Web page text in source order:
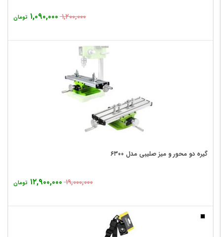
۱,۲۰۰,۰۰۰ ۱,۰۹۰,۰۰۰ تومان
گیره دو محور و میز صلیبی مدل ۶۳۰۰
۱۹,۰۰۰,۰۰۰ ۱۲,۹۰۰,۰۰۰ تومان